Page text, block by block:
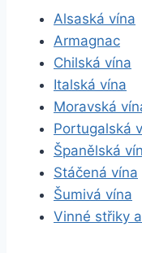
Alsaská vína
Armagnac
Chilská vína
Italská vína
Moravská
Portugalská
Španělská
Stáčená vína
Šumivá vína
Vinné střiky